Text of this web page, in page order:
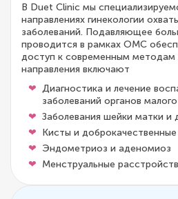
В Duet Clinic мы
направлениях гинекологии
заболеваний. Подавляющее
проводится в рамках ОМС
доступ к современным методам
направления включают
Диагностика и лечение
заболеваний органов
Заболевания шейки матки и
Кисты и
Эндометриоз и аденомиоз
Менструальные